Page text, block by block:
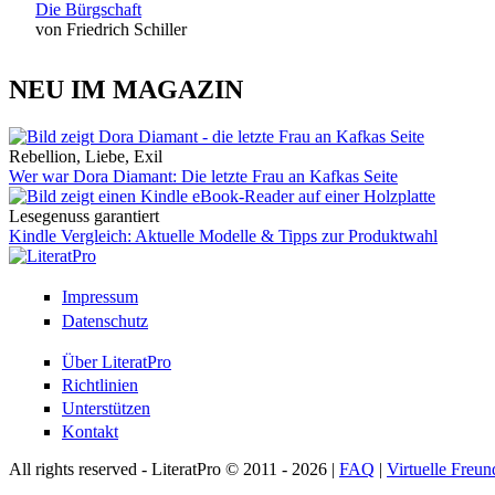
Die Bürgschaft
von Friedrich Schiller
NEU IM MAGAZIN
Rebellion, Liebe, Exil
Wer war Dora Diamant: Die letzte Frau an Kafkas Seite
Lesegenuss garantiert
Kindle Vergleich: Aktuelle Modelle & Tipps zur Produktwahl
Impressum
Datenschutz
Über LiteratPro
Richtlinien
Unterstützen
Kontakt
All rights reserved - LiteratPro © 2011 - 2026 | FAQ | Virtuelle